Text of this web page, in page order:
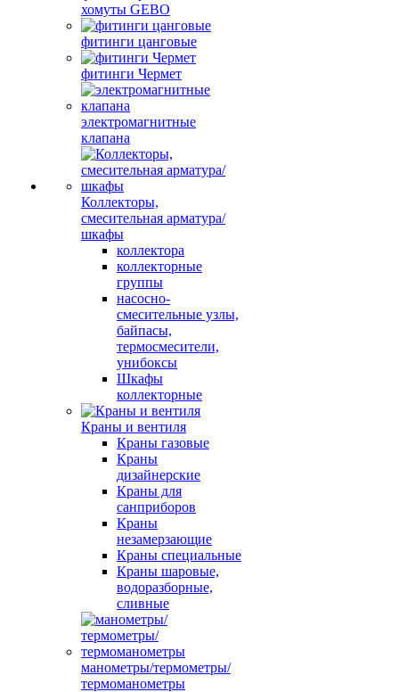
хомуты GEBO
фитинги цанговые
фитинги Чермет
электромагнитные
клапана
Коллекторы,
смесительная арматура/
шкафы
коллектора
коллекторные
группы
насосно-
смесительные узлы,
байпасы,
термосмесители,
унибоксы
Шкафы
коллекторные
Краны и вентиля
Краны газовые
Краны
дизайнерские
Краны для
санприборов
Краны
незамерзающие
Краны специальные
Краны шаровые,
водоразборные,
сливные
манометры/термометры/
термоманометры